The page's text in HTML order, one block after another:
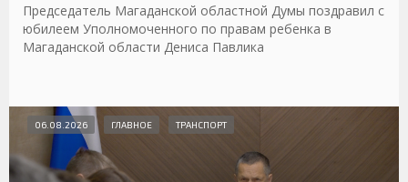
Председатель Магаданской областной Думы поздравил с
юбилеем Уполномоченного по правам ребенка в
Магаданской области Дениса Павлика
06.08.2026 ГЛАВНОЕ ТРАНСПОРТ